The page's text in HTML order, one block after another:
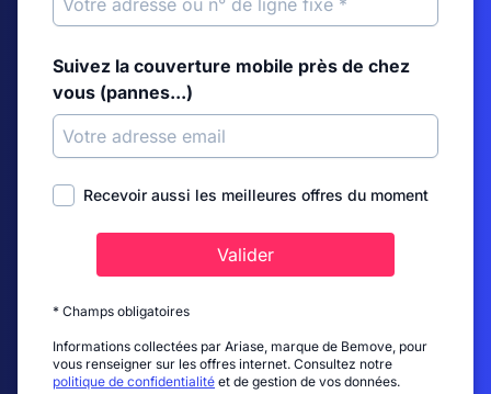
Suivez la couverture mobile près de chez
vous (pannes...)
Recevoir aussi les meilleures offres du moment
Valider
* Champs obligatoires
Informations collectées par Ariase, marque de Bemove, pour
vous renseigner sur les offres internet. Consultez notre
politique de confidentialité et de gestion de vos données.